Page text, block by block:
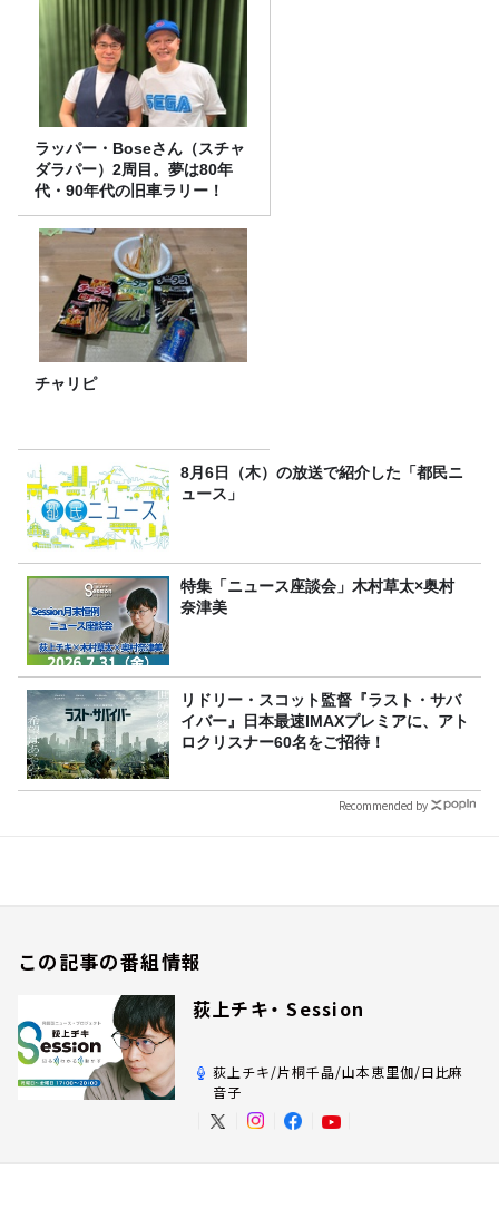
ラッパー・Boseさん（スチャ
ダラパー）2周目。夢は80年
代・90年代の旧車ラリー！
チャリピ
8月6日（木）の放送で紹介した「都民ニ
ュース」
特集「ニュース座談会」木村草太×奥村
奈津美
リドリー・スコット監督『ラスト・サバ
イバー』日本最速IMAXプレミアに、アト
ロクリスナー60名をご招待！
Recommended by
この記事の番組情報
荻上チキ・ Session
荻上チキ/片桐千晶/山本恵里伽/日比麻
音子